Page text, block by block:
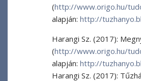
(http://www.origo.hu/
alapján: http://
Harangi Sz. (2017):
(http://www.origo.hu/
alapján: http://
Harangi Sz. (2017):